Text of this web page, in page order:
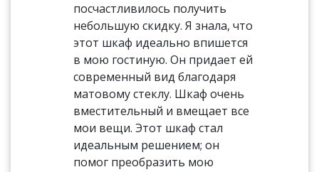
посчастливилось получить
небольшую скидку. Я знала, что
этот шкаф идеально впишется
в мою гостиную. Он придает ей
современный вид благодаря
матовому стеклу. Шкаф очень
вместительный и вмещает все
мои вещи. Этот шкаф стал
идеальным решением; он
помог преобразить мою